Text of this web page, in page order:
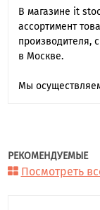
В магазине it
ассортимент
производителя,
в Москве.
Мы
РЕКОМЕНДУЕМЫЕ
Посмотреть